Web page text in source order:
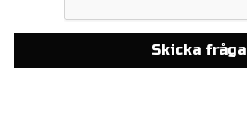
Skicka fråga